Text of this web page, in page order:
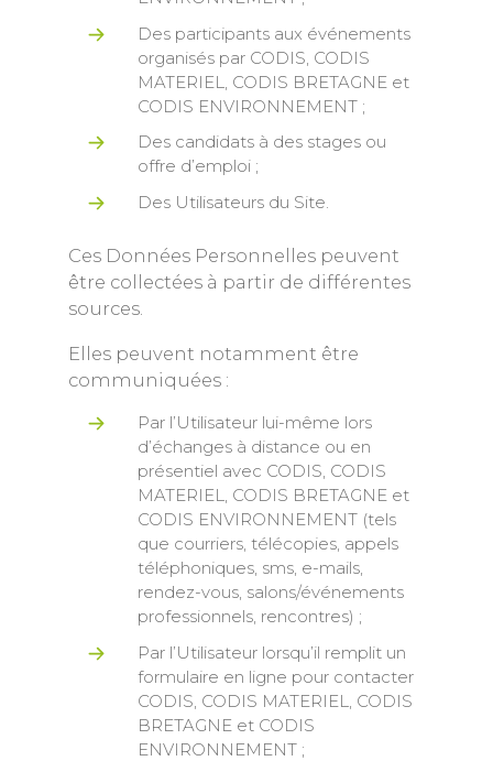
Des participants aux événements
organisés par CODIS, CODIS
MATERIEL, CODIS BRETAGNE et
CODIS ENVIRONNEMENT ;
Des candidats à des stages ou
offre d’emploi ;
Des Utilisateurs du Site.
Ces Données Personnelles peuvent
être collectées à partir de différentes
sources.
Elles peuvent notamment être
communiquées :
Par l’Utilisateur lui-même lors
d’échanges à distance ou en
présentiel avec CODIS, CODIS
MATERIEL, CODIS BRETAGNE et
CODIS ENVIRONNEMENT (tels
que courriers, télécopies, appels
téléphoniques, sms, e-mails,
rendez-vous, salons/événements
professionnels, rencontres) ;
Par l’Utilisateur lorsqu’il remplit un
formulaire en ligne pour contacter
CODIS, CODIS MATERIEL, CODIS
BRETAGNE et CODIS
ENVIRONNEMENT ;